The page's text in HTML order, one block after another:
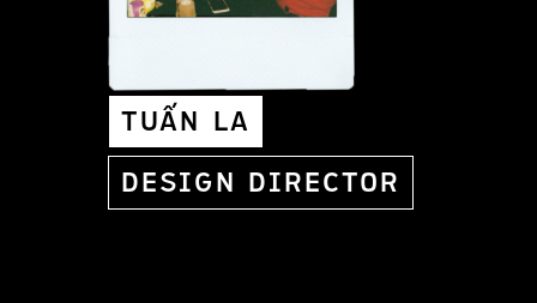
TUẤN LA
DESIGN DIRECTOR